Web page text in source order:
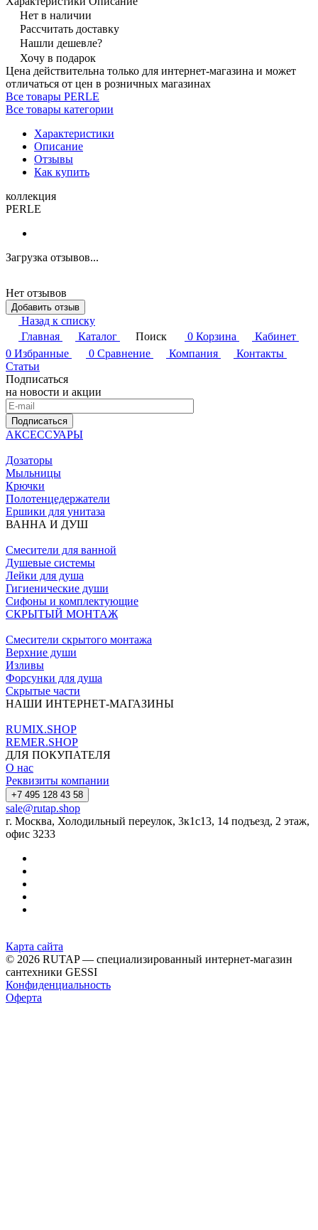
Нет в наличии
Рассчитать доставку
Нашли дешевле?
Хочу в подарок
Цена действительна только для интернет-магазина и может
отличаться от цен в розничных магазинах
Все товары PERLE
Все товары категории
Характеристики
Описание
Отзывы
Как купить
коллекция
PERLE
Загрузка отзывов...
Нет отзывов
Добавить отзыв
Назад к списку
Главная
Каталог Поиск 0 Корзина
Кабинет
0 Избранные 0 Сравнение Компания
Контакты
Статьи
Подписаться
на новости и акции
Подписаться
АКСЕССУАРЫ
Дозаторы
Мыльницы
Крючки
Полотенцедержатели
Ершики для унитаза
ВАННА И ДУШ
Смесители для ванной
Душевые системы
Лейки для душа
Гигиенические души
Сифоны и комплектующие
СКРЫТЫЙ МОНТАЖ
Смесители скрытого монтажа
Верхние души
Изливы
Форсунки для душа
Скрытые части
НАШИ ИНТЕРНЕТ-МАГАЗИНЫ
RUMIX.SHOP
REMER.SHOP
ДЛЯ ПОКУПАТЕЛЯ
О нас
Реквизиты компании
+7 495 128 43 58
sale@rutap.shop
г. Москва, Холодильный переулок, 3к1с13, 14 подъезд, 2 этаж,
офис 3233
Карта сайта
© 2026 RUTAP — специализированный интернет-магазин
сантехники GESSI
Конфиденциальность
Оферта